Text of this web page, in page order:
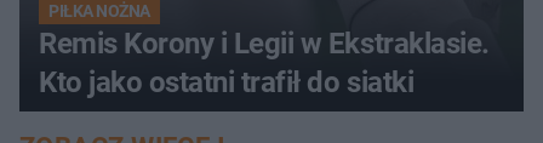
PIŁKA NOŻNA
Remis Korony i Legii w Ekstraklasie.
Kto jako ostatni trafił do siatki